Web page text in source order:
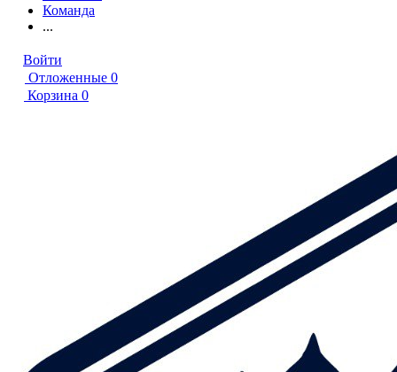
Команда
...
Войти
Отложенные 0
Корзина 0